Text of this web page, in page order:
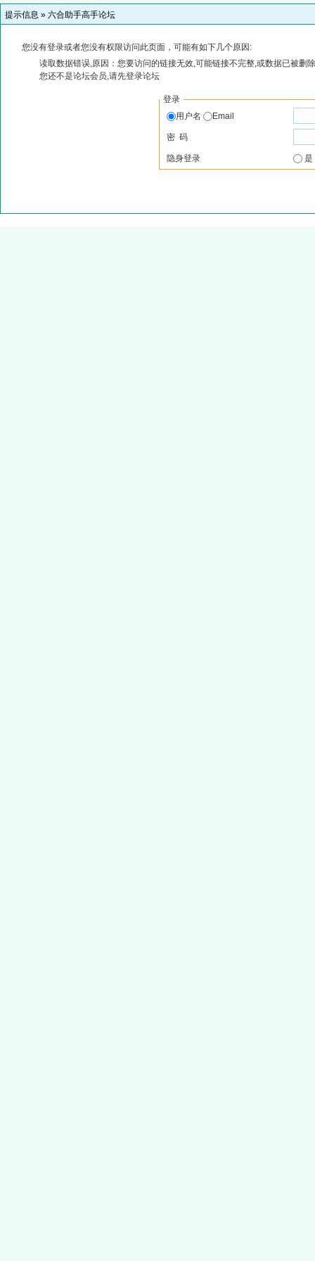
提示信息 » 六合助手高手论坛
您没有登录或者您没有权限访问此页面，可能有如下几个原因:
读取数据错误,原因：您要访问的链接无效,可能链接不完整,或数据已被删
您还不是论坛会员,请先登录论坛
登录
用户名
Email
密 码
隐身登录